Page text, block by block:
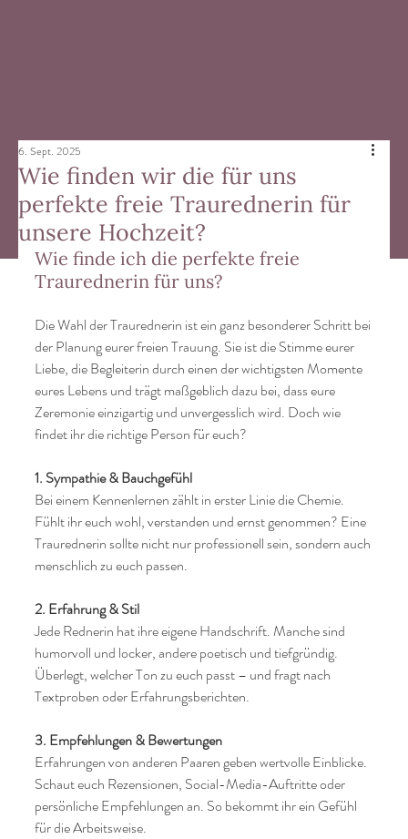
Wie finden wir die für uns
perfekte freie Traurednerin für
unsere Hochzeit?
6. Sept. 2025
Wie finde ich die perfekte freie
Traurednerin für uns?
Die Wahl der Traurednerin ist ein ganz besonderer Schritt bei
der Planung eurer freien Trauung. Sie ist die Stimme eurer
Liebe, die Begleiterin durch einen der wichtigsten Momente
eures Lebens und trägt maßgeblich dazu bei, dass eure
Zeremonie einzigartig und unvergesslich wird. Doch wie
findet ihr die richtige Person für euch?
1. Sympathie & Bauchgefühl
Bei einem Kennenlernen zählt in erster Linie die Chemie.
Fühlt ihr euch wohl, verstanden und ernst genommen? Eine
Traurednerin sollte nicht nur professionell sein, sondern auch
menschlich zu euch passen.
2. Erfahrung & Stil
Jede Rednerin hat ihre eigene Handschrift. Manche sind
humorvoll und locker, andere poetisch und tiefgründig.
Überlegt, welcher Ton zu euch passt – und fragt nach
Textproben oder Erfahrungsberichten.
3. Empfehlungen & Bewertungen
Erfahrungen von anderen Paaren geben wertvolle Einblicke.
Schaut euch Rezensionen, Social-Media-Auftritte oder
persönliche Empfehlungen an. So bekommt ihr ein Gefühl
für die Arbeitsweise.